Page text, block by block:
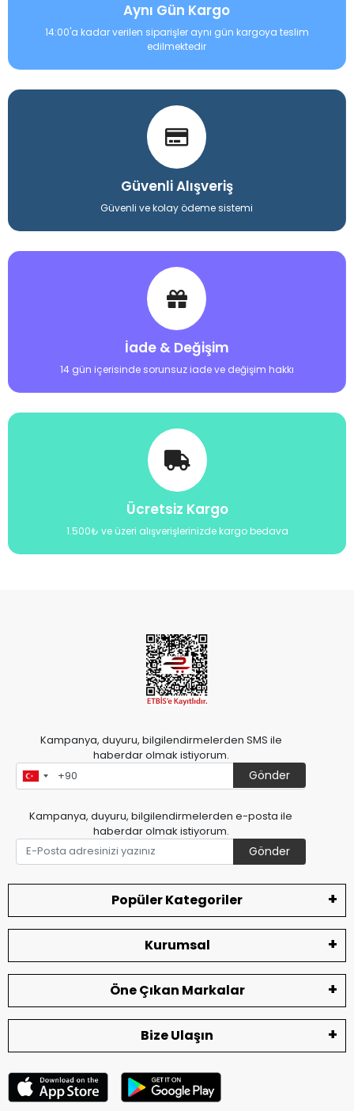
Aynı Gün Kargo
14:00'a kadar verilen siparişler aynı gün kargoya teslim
edilmektedir
Güvenli Alışveriş
Güvenli ve kolay ödeme sistemi
İade & Değişim
14 gün içerisinde sorunsuz iade ve değişim hakkı
Ücretsiz Kargo
1.500₺ ve üzeri alışverişlerinizde kargo bedava
Kampanya, duyuru, bilgilendirmelerden SMS ile
haberdar olmak istiyorum.
Gönder
Kampanya, duyuru, bilgilendirmelerden e-posta ile
haberdar olmak istiyorum.
Gönder
Popüler Kategoriler
Kurumsal
Öne Çıkan Markalar
Bize Ulaşın